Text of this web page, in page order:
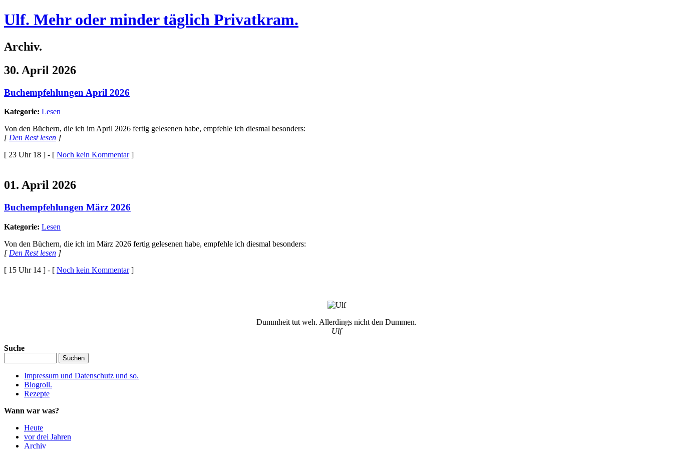
Ulf. Mehr oder minder täglich Privatkram.
Archiv.
30. April 2026
Buchempfehlungen April 2026
Kategorie: Lesen
Von den Büchern, die ich im April 2026 fertig gelesenen habe, empfehle ich diesmal besonders:
[Den Rest lesen ]
[ 23 Uhr 18 ] - [ Noch kein Kommentar]
01. April 2026
Buchempfehlungen März 2026
Kategorie: Lesen
Von den Büchern, die ich im März 2026 fertig gelesenen habe, empfehle ich diesmal besonders:
[ Den Rest lesen ]
[ 15 Uhr 14 ] - [ Noch kein Kommentar]
Dummheit tut weh. Allerdings nicht den Dummen.
Ulf
Suche
Impressum und Datenschutz und so.
Blogroll.
Rezepte
Wann war was?
Heute
vor drei Jahren
Archiv